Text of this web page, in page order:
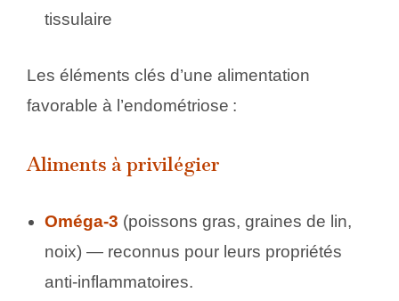
tissulaire
Les éléments clés d’une alimentation
favorable à l’endométriose :
Aliments à privilégier
Oméga‑3 (poissons gras, graines de lin,
noix) — reconnus pour leurs propriétés
anti‑inflammatoires.